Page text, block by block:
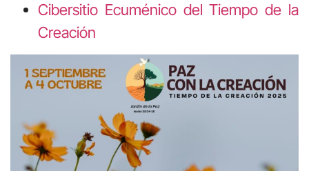
Cibersitio Ecuménico del Tiempo de la
Creación